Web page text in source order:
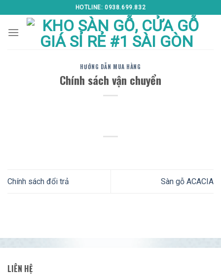
content
HOTLINE: 0938.699.832
HƯỚNG DẪN MUA HÀNG
Chính sách vận chuyển
Chính sách đổi trả Sàn gỗ ACACIA
LIÊN HỆ